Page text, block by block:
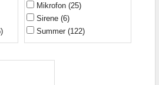
Mikrofon (25)
Sirene (6)
Summer (122)